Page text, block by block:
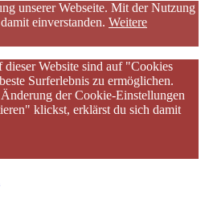
unserer Webseite. Mit der Nutzung
einverstanden. Weitere
Website sind auf "Cookies
Surferlebnis zu ermöglichen.
der Cookie-Einstellungen
klickst, erklärst du sich damit